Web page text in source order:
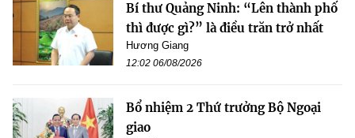
Bí thư Quảng Ninh: “Lên thành phố
thì được gì?” là điều trăn trở nhất
Hương Giang
12:02 06/08/2026
Bổ nhiệm 2 Thứ trưởng Bộ Ngoại
giao